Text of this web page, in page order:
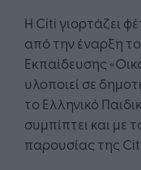
H Citi γιορτάζει
από την έναρξη
Εκπαίδευσης
υλοποιεί σε
το Ελληνικό
συμπίπτει και με
παρουσίας της